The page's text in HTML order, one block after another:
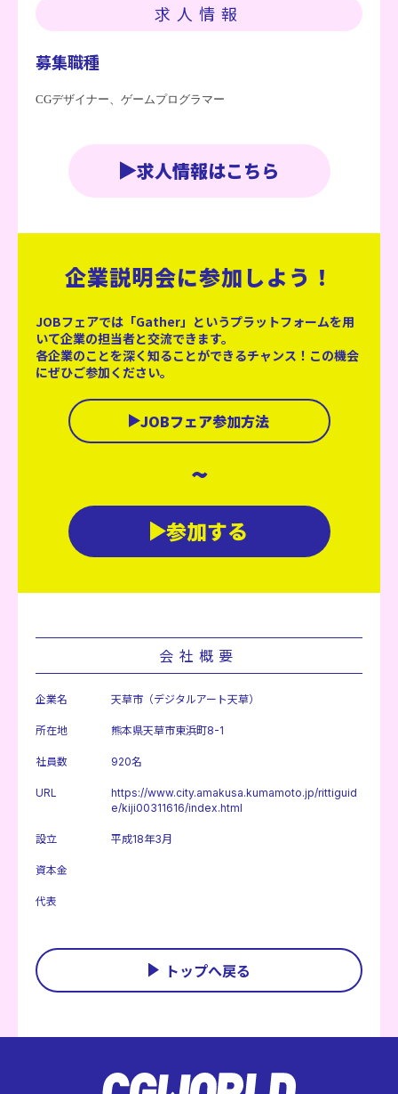
求人情報
募集職種
CGデザイナー、ゲームプログラマー
求人情報はこちら
企業説明会に参加しよう！
JOBフェアでは「Gather」というプラットフォームを用
いて企業の担当者と交流できます。
各企業のことを深く知ることができるチャンス！この機会
にぜひご参加ください。
JOBフェア参加方法
~
参加する
会社概要
企業名 天草市（デジタルアート天草）
所在地 熊本県天草市東浜町8-1
社員数 920名
URL
https://www.city.amakusa.kumamoto.jp/rittiguid
e/kiji00311616/index.html
設立 平成18年3月
資本金
代表
トップへ戻る